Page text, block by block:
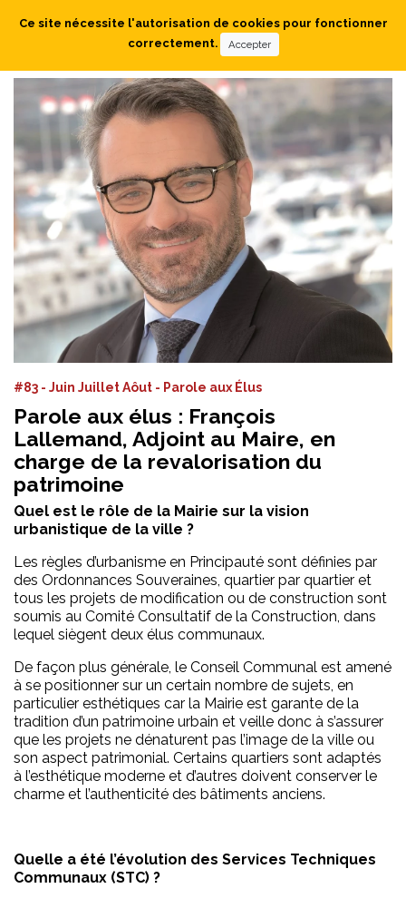
#83 - Juin Juillet Aôut - Parole aux Élus
Parole aux élus : François
Lallemand, Adjoint au Maire, en
charge de la revalorisation du
patrimoine
Quel est le rôle de la Mairie sur la vision
urbanistique de la ville ?
Les règles d’urbanisme en Principauté sont définies par
des Ordonnances Souveraines, quartier par quartier et
tous les projets de modification ou de construction sont
soumis au Comité Consultatif de la Construction, dans
lequel siègent deux élus communaux.
De façon plus générale, le Conseil Communal est amené
à se positionner sur un certain nombre de sujets, en
particulier esthétiques car la Mairie est garante de la
tradition d’un patrimoine urbain et veille donc à s’assurer
que les projets ne dénaturent pas l’image de la ville ou
son aspect patrimonial. Certains quartiers sont adaptés
à l’esthétique moderne et d’autres doivent conserver le
charme et l’authenticité des bâtiments anciens.
Quelle a été l’évolution des Services Techniques
Communaux (STC) ?
Ce site nécessite l'autorisation de cookies pour fonctionner
correctement.
Accepter